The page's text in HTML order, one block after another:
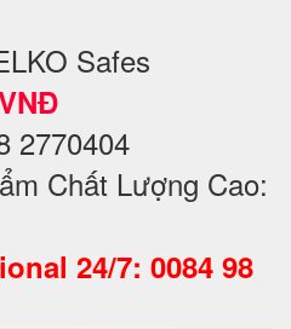
Safes
2770404
Chất Lượng Cao:
24/7: 0084 98